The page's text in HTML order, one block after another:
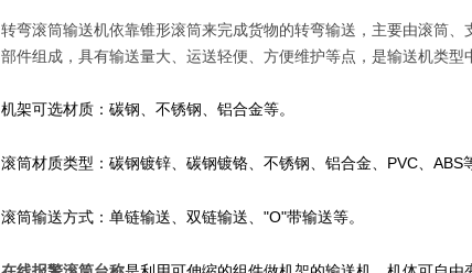
转弯滚筒输送机依靠锥形滚筒来完成货物的转弯输送，主要由滚筒
部件组成，具有输送量大、运送轻便、方便维护等点，是输送机类型
机架可选材质：碳钢、不锈钢、铝合金等。
滚筒材质类型：碳钢镀锌、碳钢镀铬、不锈钢、铝合金、 PVC、 ABS
滚筒输送方式：单链输送、双链输送、 "O"带输送等。